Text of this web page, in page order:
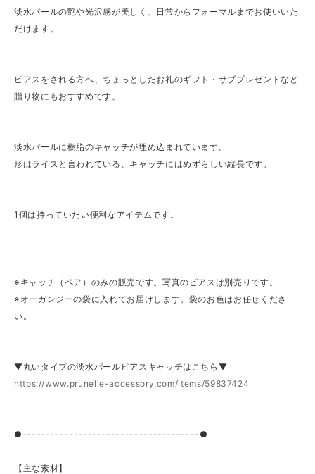
淡水パールの艶や光沢感が美しく、日常からフォーマルまでお使いいた
だけます。
ピアスをされる方へ、ちょっとしたお礼のギフト・サブプレゼントなど
贈り物にもおすすめです。
淡水パールに樹脂のキャッチが埋め込まれています。
形はライスと言われている、キャッチにはめずらしい縦長です。
1個は持っていたい便利なアイテムです。
※キャッチ（ペア）のみの販売です。写真のピアスは別売りです。
※オーガンジーの袋に入れてお届けします。袋のお色はお任せくださ
い。
▼丸いタイプの淡水パールピアスキャッチはこちら▼
https://www.prunelle-accessory.com/items/59837424
●--------------------------------------●
【主な素材】